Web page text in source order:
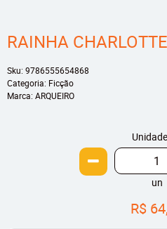
RAINHA
Sku: 9786555654868
Categoria: Ficção
Marca: ARQUEIRO
un
R$